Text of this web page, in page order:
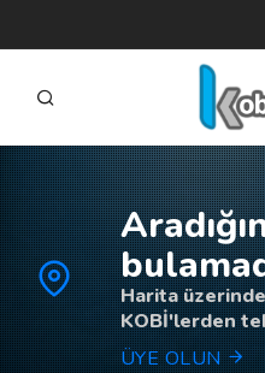
FIRMALAR
ÜRÜNLER
NASIL ÇALIŞIR?
Harita
KOBİ'lerden
ÜYE OLUN